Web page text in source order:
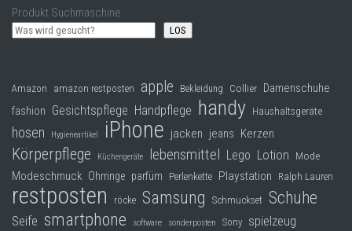
Produkt Suchmaschine
LOS
Amazon amazon restposten apple Bekleidung Collier Damenschuhe
fashion Gesichtspflege Handpflege handy Haushaltsgeräte
hosen Hygieneartikel iPhone jacken jeans Kerzen
Körperpflege Küchengeräte lebensmittel Lego Lotion Mode
Modeschmuck Ohrringe parfüm Perlenkette Playstation Ralph Lauren
restposten röcke Samsung Schmuckset Schuhe
Seife smartphone software sonderposten Sony spielzeug